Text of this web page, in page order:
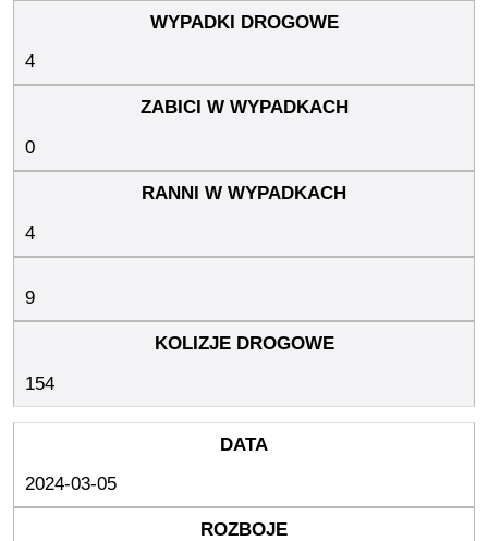
4
0
4
9
154
2024-03-05